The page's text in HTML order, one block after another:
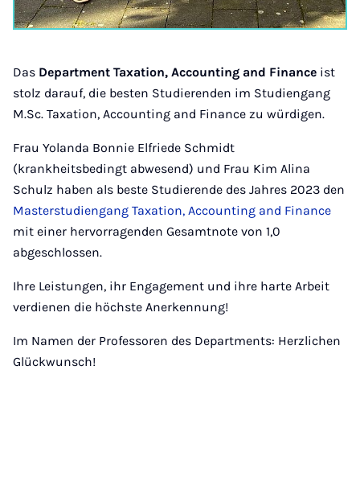
Das Department Taxation, Accounting and Finance ist
stolz darauf, die besten Studierenden im Studiengang
M.Sc. Taxation, Accounting and Finance zu würdigen.
Frau Yolanda Bonnie Elfriede Schmidt
(krankheitsbedingt abwesend) und Frau Kim Alina
Schulz haben als beste Studierende des Jahres 2023 den
Masterstudiengang Taxation, Accounting and Finance
mit einer hervorragenden Gesamtnote von 1,0
abgeschlossen.
Ihre Leistungen, ihr Engagement und ihre harte Arbeit
verdienen die höchste Anerkennung!
Im Namen der Professoren des Departments: Herzlichen
Glückwunsch!